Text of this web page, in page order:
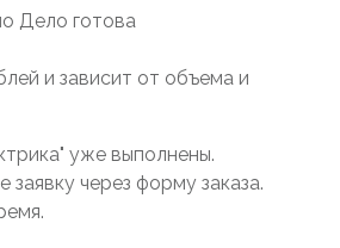
Дело готова
и зависит от объема и
уже выполнены.
через форму заказа.